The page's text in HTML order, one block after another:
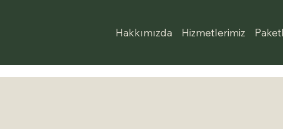
Hakkımızda Hizmetlerimiz